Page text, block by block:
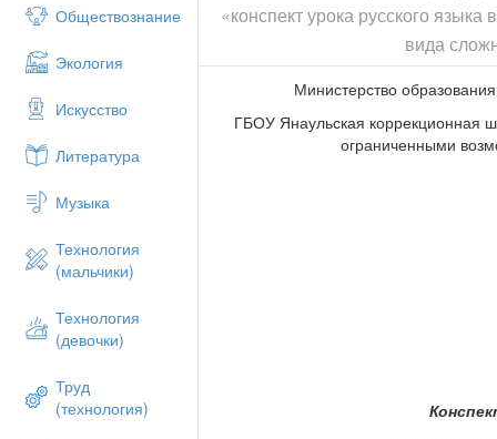
Обществознание
Экология
Искусство
Литература
Музыка
Технология
(мальчики)
Технология
(девочки)
Труд
(технология)
«конспект урока русского
вида
Министерство
ГБОУ Янаульская коррекционная
ограниченными